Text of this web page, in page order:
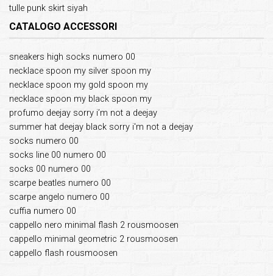
tulle punk skirt siyah
CATALOGO ACCESSORI
sneakers high socks numero 00
necklace spoon my silver spoon my
necklace spoon my gold spoon my
necklace spoon my black spoon my
profumo deejay sorry i’m not a deejay
summer hat deejay black sorry i'm not a deejay
socks numero 00
socks line 00 numero 00
socks 00 numero 00
scarpe beatles numero 00
scarpe angelo numero 00
cuffia numero 00
cappello nero minimal flash 2 rousmoosen
cappello minimal geometric 2 rousmoosen
cappello flash rousmoosen